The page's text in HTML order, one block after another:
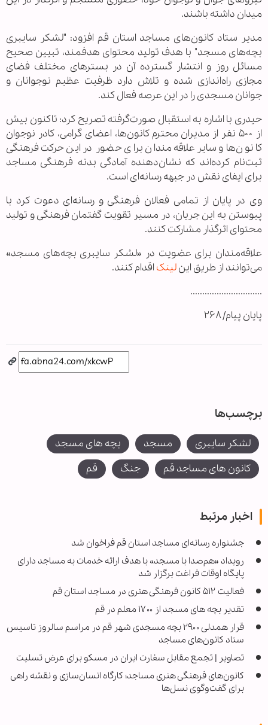
میدان داشته باشند.
مدیر ستاد کانون‌های مساجد استان قم افزود: "لشکر سایبری
بچه‌های مسجد" با هدف تولید محتوای هدفمند، تبیین صحیح
مسائل روز و انتشار گسترده آن در بسترهای مختلف فضای
مجازی راه‌اندازی شده و تلاش دارد ظرفیت عظیم نوجوانان و
جوانان مسجدی را در این عرصه فعال کند.
حیدری با اشاره به استقبال صورت‌گرفته تصریح کرد: تاکنون بیش
از ۵۰۰ نفر از مدیران محترم کانون‌ها، اعضای گرامی، کادر نوجوان
کانون‌ها و سایر علاقه‌مندان برای حضور در این حرکت فرهنگی
ثبت‌نام کرده‌اند که نشان‌دهنده آمادگی بدنه فرهنگی مساجد
برای ایفای نقش در جبهه رسانه‌ای است.
وی در پایان از تمامی فعالان فرهنگی و رسانه‌ای دعوت کرد با
پیوستن به این جریان، در مسیر تقویت گفتمان فرهنگی و تولید
محتوای اثرگذار مشارکت کنند.
علاقه‌مندان برای عضویت در «لشکر سایبری بچه‌های مسجد»
می‌توانند از طریق اینلینک اقدام کنند.
..............................
پایان پیام/ ۲۶۸
برچسب‌ها
لشکر سایبری مسجد
بچه های مسجد
کانون های مساجد قم
جنگ قم
اخبار مرتبط
جشنواره رسانه‌ای مساجد استان قم فراخوان شد
رویداد «هم‌صدا با مسجد» با هدف ارائه خدمات به مساجد دارای
پایگاه اوقات فراغت برگزار شد
فعالیت ۵۱۲ کانون فرهنگی هنری در مساجد استان قم
تقدیر بچه های مسجد از ۱۷۰۰ معلم در قم
قرار همدلی ۲۹۰۰ بچه مسجدی شهر قم در مراسم سالروز تاسیس
ستاد کانون‌های مساجد
تصاویر | تجمع مقابل سفارت ایران در مسکو برای عرض تسلیت
کانون‌های فرهنگی هنری مساجد؛ کارگاه انسان‌سازی و نقشه راهی
برای گفت‌وگوی نسل‌ها